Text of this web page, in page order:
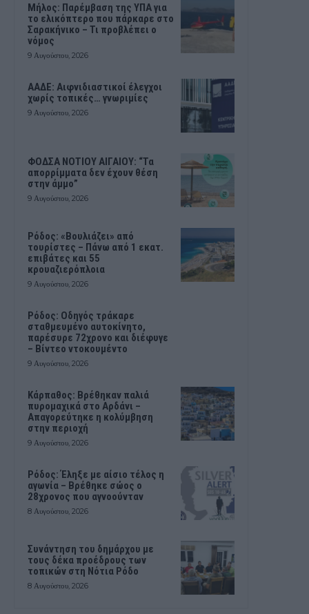
Μήλος: Παρέμβαση της ΥΠΑ για
το ελικόπτερο που πάρκαρε στο
Σαρακήνικο – Τι προβλέπει ο
νόμος
9 Αυγούστου, 2026
ΑΑΔΕ: Αιφνιδιαστικοί έλεγχοι
χωρίς τοπικές… γνωριμίες
9 Αυγούστου, 2026
ΦΟΔΣΑ ΝΟΤΙΟΥ ΑΙΓΑΙΟΥ: “Τα
απορρίμματα δεν έχουν θέση
στην άμμο”
9 Αυγούστου, 2026
Ρόδος: «Βουλιάζει» από
τουρίστες – Πάνω από 1 εκατ.
επιβάτες και 55
κρουαζιερόπλοια
9 Αυγούστου, 2026
Ρόδος: Οδηγός τράκαρε
σταθμευμένο αυτοκίνητο,
παρέσυρε 72χρονο και διέφυγε
– Βίντεο ντοκουμέντο
9 Αυγούστου, 2026
Κάρπαθος: Βρέθηκαν παλιά
πυρομαχικά στο Αρδάνι –
Απαγορεύτηκε η κολύμβηση
στην περιοχή
9 Αυγούστου, 2026
Ρόδος: Έληξε με αίσιο τέλος η
αγωνία – Βρέθηκε σώος ο
28χρονος που αγνοούνταν
8 Αυγούστου, 2026
Συνάντηση του δημάρχου με
τους δέκα προέδρους των
τοπικών στη Νότια Ρόδο
8 Αυγούστου, 2026